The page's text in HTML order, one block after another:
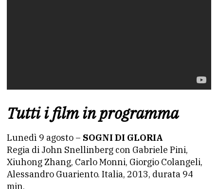
Tutti i film in programma
Lunedì 9 agosto – SOGNI DI GLORIA
Regia di John Snellinberg con Gabriele Pini,
Xiuhong Zhang, Carlo Monni, Giorgio Colangeli,
Alessandro Guariento. Italia, 2013, durata 94
min.